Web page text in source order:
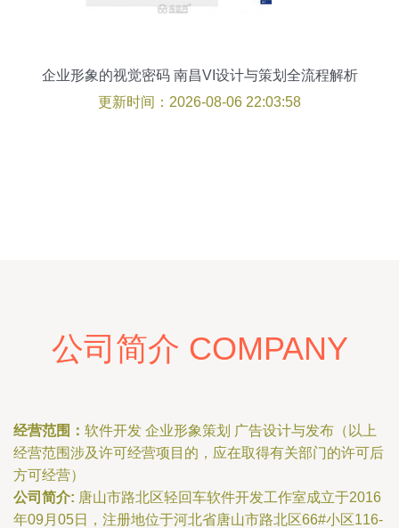
企业形象的视觉密码 南昌VI设计与策划全流程解析
更新时间：2026-08-06 22:03:58
公司简介 COMPANY
经营范围： 软件开发 企业形象策划 广告设计与发布（以上
经营范围涉及许可经营项目的，应在取得有关部门的许可后
方可经营）
公司简介: 唐山市路北区轻回车软件开发工作室成立于2016
年09月05日，注册地位于河北省唐山市路北区66#小区116-